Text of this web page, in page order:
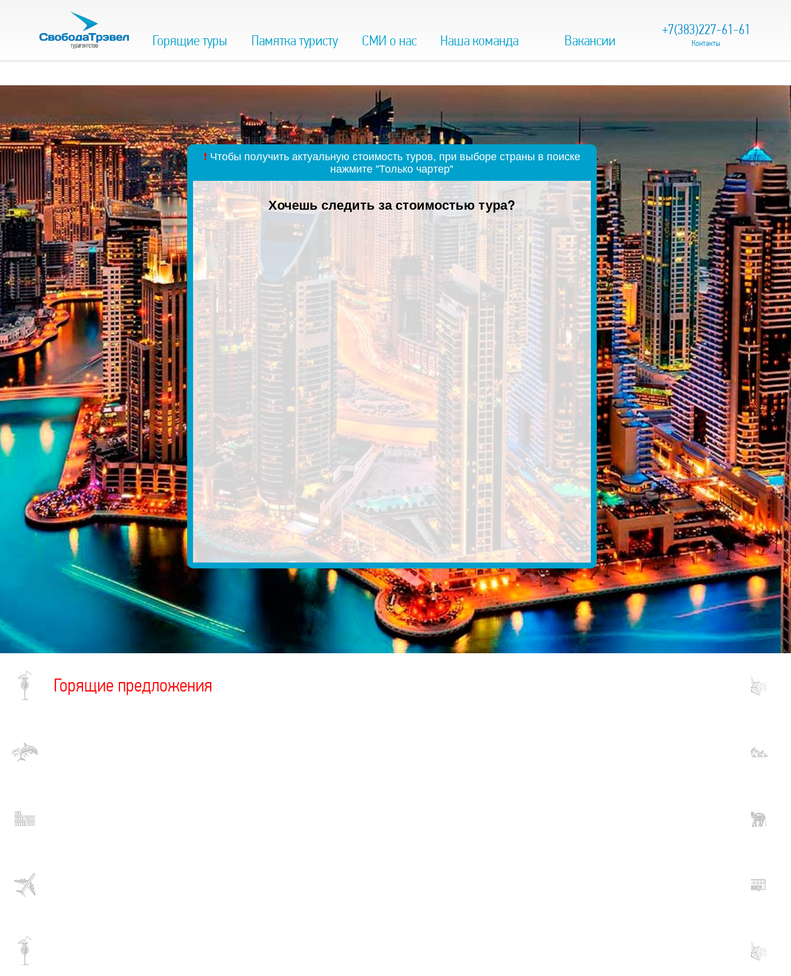
Горящие туры Памятка туристу СМИ о нас Наша команда Вакансии
+7(383)227-61-61
Контакты
❗ Чтобы получить актуальную стоимость туров, при выборе страны в поиске
нажмите "Только чартер"
Хочешь следить за стоимостью тура?
Горящие предложения